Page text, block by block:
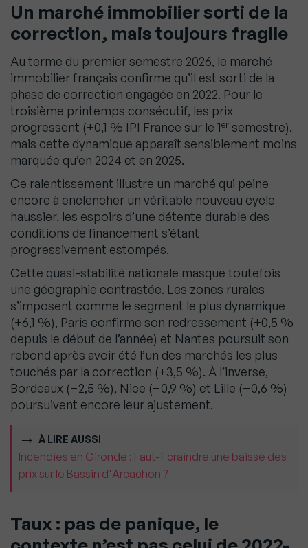
Un marché immobilier sorti de la
correction, mais toujours fragile
Au terme du premier semestre 2026, le marché
immobilier français confirme qu’il est sorti de la
phase de correction engagée en 2022. Pour le
troisième printemps consécutif, les prix
progressent (+0,1 % IPI France sur le 1er semestre),
mais cette dynamique apparaît sensiblement moins
marquée qu’en 2024 et en 2025.
Ce ralentissement illustre un marché qui peine
encore à enclencher un véritable nouveau cycle
haussier, les espoirs d’une détente durable des
conditions de financement s’étant
progressivement estompés.
Cette quasi-stabilité nationale masque toutefois
une géographie contrastée. Les zones rurales
s’imposent comme le segment le plus dynamique
(+6,1 %), Paris confirme son redressement (+0,5 %
depuis le début de l’année) et Nantes poursuit son
rebond après avoir été l’un des marchés les plus
touchés par la correction (+3,5 %). À l’inverse,
Bordeaux (−2,5 %), Nice (−0,9 %) et Lille (−0,6 %)
poursuivent encore leur ajustement.
À LIRE AUSSI
Incendies en Gironde : Faut-il craindre une baisse des
prix sur le Bassin d'Arcachon ?
Taux : pas de panique, le